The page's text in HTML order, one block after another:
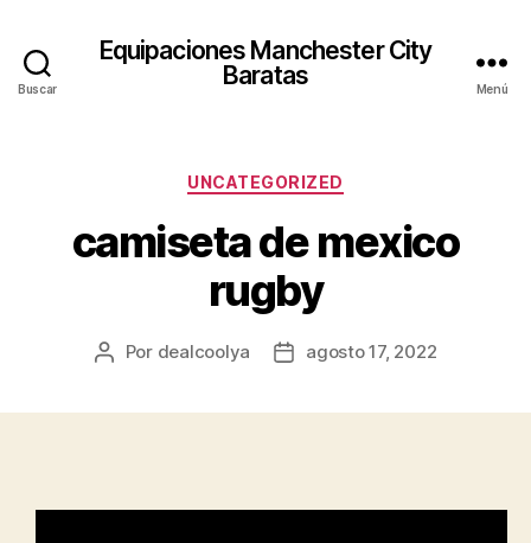
Buscar
Equipaciones Manchester City
Baratas
Menú
Categorías
UNCATEGORIZED
camiseta de mexico
rugby
Autor
Por dealcoolya
Fechaagosto 17, 2022